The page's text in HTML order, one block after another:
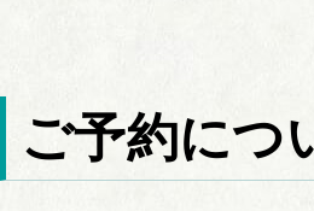
ご予約につ